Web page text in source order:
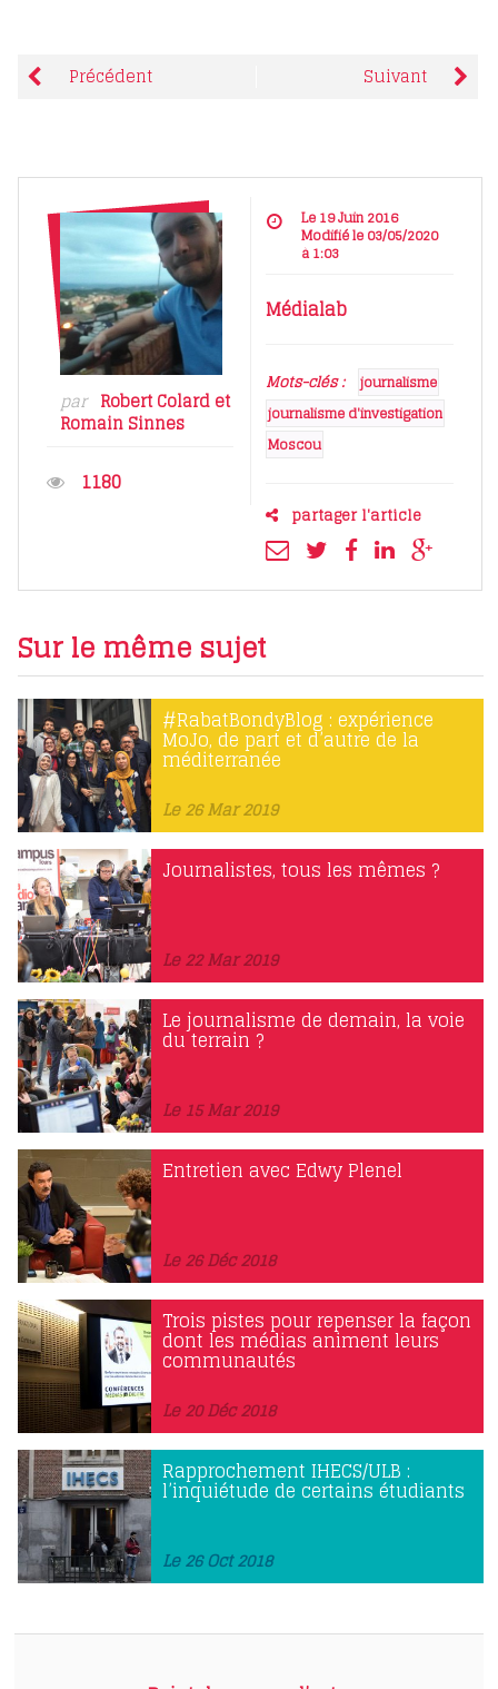
Précédent Suivant
par Robert Colardet
Romain Sinnes
1180
Le 19 Juin 2016
Modifié le 03/05/2020
à 1:03
Médialab
Mots-clés :
journalisme
journalisme d'investigation
Moscou
partager l'article
Sur le même sujet
#RabatBondyBlog : expérience
MoJo, de part et d’autre de la
méditerranée
Le 26 Mar 2019
Journalistes, tous les mêmes ?
Le 22 Mar 2019
Le journalisme de demain, la voie
du terrain ?
Le 15 Mar 2019
Entretien avec Edwy Plenel
Le 26 Déc 2018
Trois pistes pour repenser la façon
dont les médias animent leurs
communautés
Le 20 Déc 2018
Rapprochement IHECS/ULB :
l’inquiétude de certains étudiants
Le 26 Oct 2018